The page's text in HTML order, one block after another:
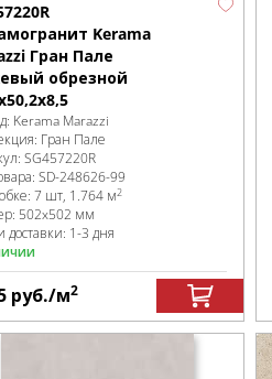
Kerama
Гран Пале
обрезной
Kerama Marazzi
Гран Пале
SG457220R
SD-248626-99
: 7 шт, 1.764 м2
502x502 мм
доставки: 1-3 дня
руб./м2